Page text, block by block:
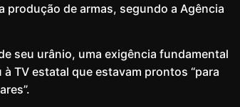
produção de armas, segundo a Agência
seu urânio, uma exigência fundamental
TV estatal que estavam prontos “para